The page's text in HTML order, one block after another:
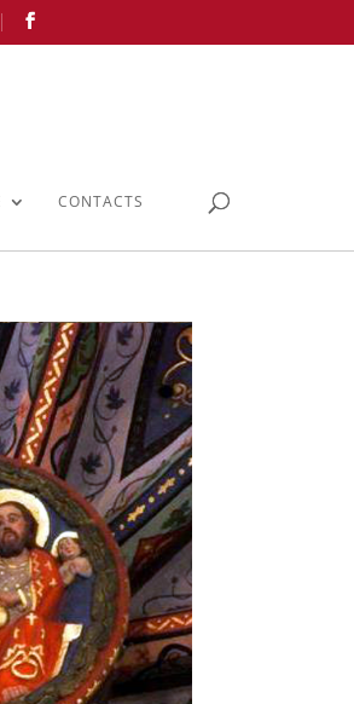
CONTACTS